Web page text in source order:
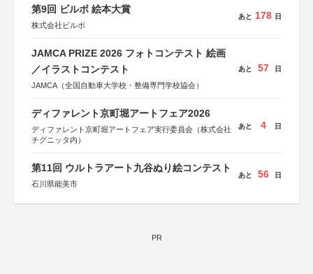
第9回 ビルボ 絵本大賞
株式会社ビルボ
あと 178 日
JAMCA PRIZE 2026 フォトコンテスト 絵画
／イラストコンテスト
JAMCA（全国自動車大学校・整備専門学校協会）
あと 57 日
ディファレント京町堀アートフェア2026
ディファレント京町堀アートフェア実行委員会（株式会社
チグニッタ内）
あと 4 日
第11回 ウルトラアート九谷ぬり絵コンテスト
石川県能美市
あと 56 日
PR